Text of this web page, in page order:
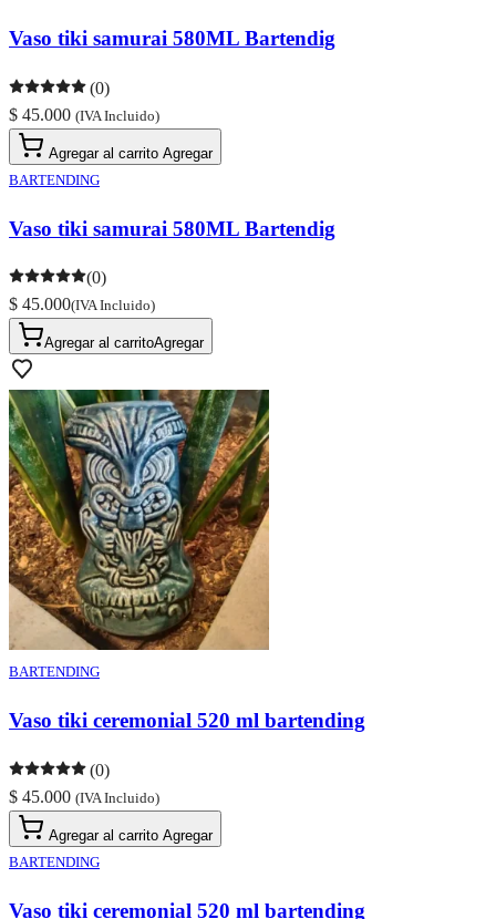
Vaso tiki samurai 580ML Bartendig
(0)
$ 45.000 (IVA Incluido)
Agregar al carrito Agregar
BARTENDING
Vaso tiki samurai 580ML Bartendig
(0)
$ 45.000(IVA Incluido)
Agregar al carritoAgregar
BARTENDING
Vaso tiki ceremonial 520 ml bartending
(0)
$ 45.000 (IVA Incluido)
Agregar al carrito Agregar
BARTENDING
Vaso tiki ceremonial 520 ml bartending